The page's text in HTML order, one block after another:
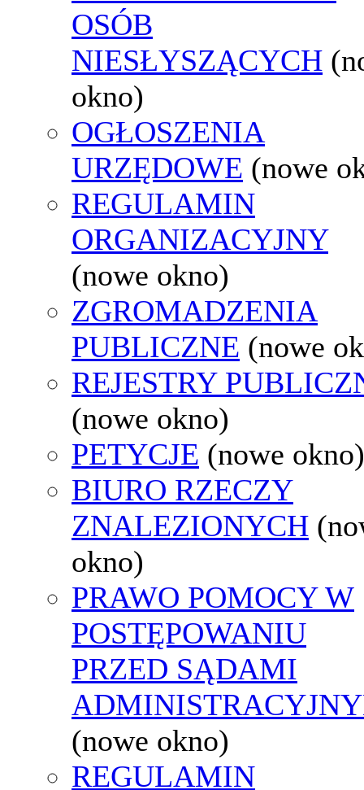
OSÓB
NIESŁYSZĄCYCH
okno)
OGŁOSZENIA
URZĘDOWE (nowe
REGULAMIN
ORGANIZACYJNY
(nowe okno)
ZGROMADZENIA
PUBLICZNE (nowe
REJESTRY
(nowe okno)
PETYCJE (nowe okno)
BIURO RZECZY
ZNALEZIONYCH
okno)
PRAWO POMOCY W
POSTĘPOWANIU
PRZED SĄDAMI
(nowe okno)
REGULAMIN